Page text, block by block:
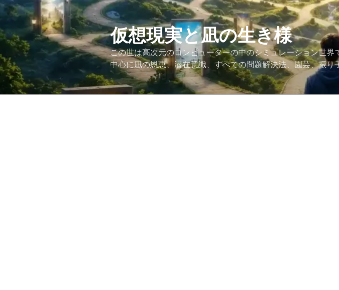
コ
テ
ン
ツ
へ
ス
仮想現実と凪の生き様
この世は高次元のコンピューターの中のシミュレーション世
中心に凪の恩恵、潜在意識、すべての問題解決法、園芸、振